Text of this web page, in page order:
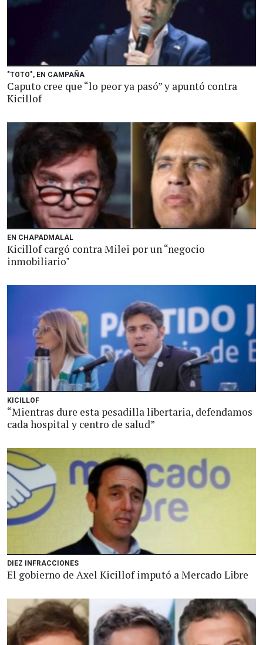
"TOTO", EN CAMPAÑA
Caputo cree que “lo peor ya pasó” y apuntó contra
Kicillof
EN CHAPADMALAL
Kicillof cargó contra Milei por un “negocio
inmobiliario"
KICILLOF
“Mientras dure esta pesadilla libertaria, defendamos
cada hospital y centro de salud”
DIEZ INFRACCIONES
El gobierno de Axel Kicillof imputó a Mercado Libre